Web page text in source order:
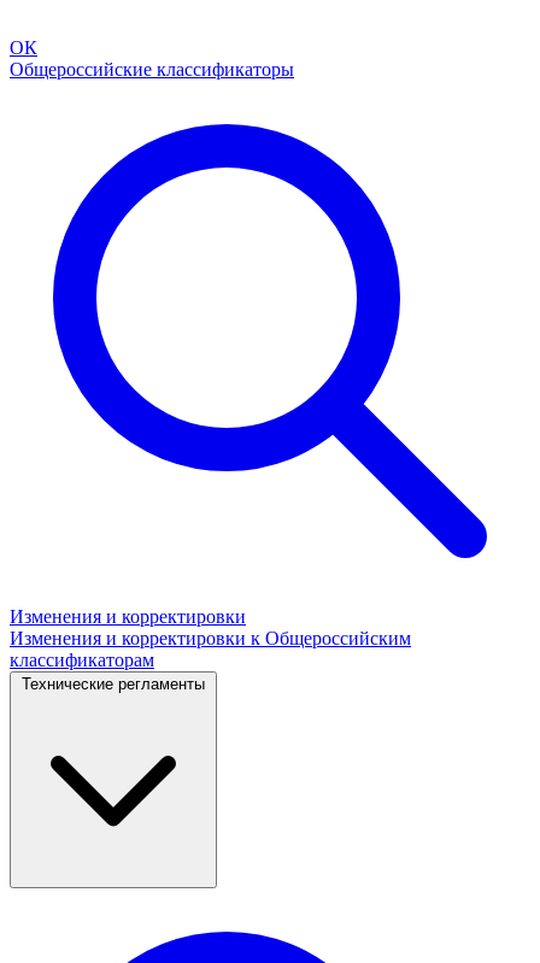
ОК
Общероссийские классификаторы
Изменения и корректировки
Изменения и корректировки к Общероссийским
классификаторам
Технические регламенты